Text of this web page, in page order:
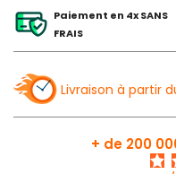
Paiement en 4x SANS
FRAIS
Livraison à partir
+ de 200